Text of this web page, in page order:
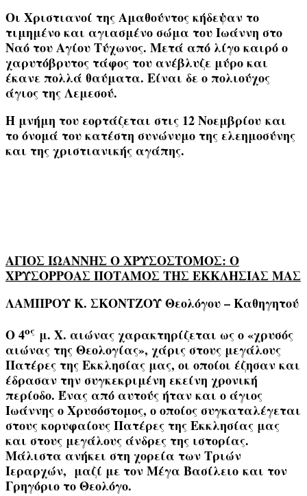
Οι Χριστιανοί της Αμαθούντος κήδεψαν το
τιμημένο και αγιασμένο σώμα του Ιωάννη στο
Ναό τουΑγίου Τύχωνος. Μετά από λίγο καιρό ο
χαρυτόβρυτος τάφος του ανέβλυζε μύρο και
έκανε πολλά θαύματα. Είναι δε ο πολιούχος
άγιος της Λεμεσού.
Η μνήμη του εορτάζεται στις 12 Νοεμβρίου και
το όνομά του κατέστη συνώνυμο της ελεημοσύνης
και της χριστιανικής αγάπης.
ΑΓΙΟΣ ΙΩΑΝΝΗΣ Ο ΧΡΥΣΟΣΤΟΜΟΣ: Ο
ΧΡΥΣΟΡΡΟΑΣ ΠΟΤΑΜΟΣ ΤΗΣ ΕΚΚΛΗΣΙΑΣ ΜΑΣ
ΛΑΜΠΡΟΥ Κ. ΣΚΟΝΤΖΟΥ Θεολόγου – Καθηγητού
Ο 4ος μ. Χ. αιώνας χαρακτηρίζεται ως ο«χρυσός
αιώνας της Θεολογίας», χάρις στους μεγάλους
Πατέρες της Εκκλησίας μας, οι οποίοι έζησαν και
έδρασαν την συγκεκριμένη εκείνη χρονική
περίοδο. Ένας από αυτούς ήταν και οάγιος
Ιωάννης ο Χρυσόστομος, ο οποίος συγκαταλέγεται
στους κορυφαίους Πατέρες της Εκκλησίας μας
και στους μεγάλους άνδρες της ιστορίας.
Μάλιστα ανήκει στη χορεία τωνΤριών
Ιεραρχών, μαζί με τονΜέγα Βασίλειο και τον
Γρηγόριο το Θεολόγο.